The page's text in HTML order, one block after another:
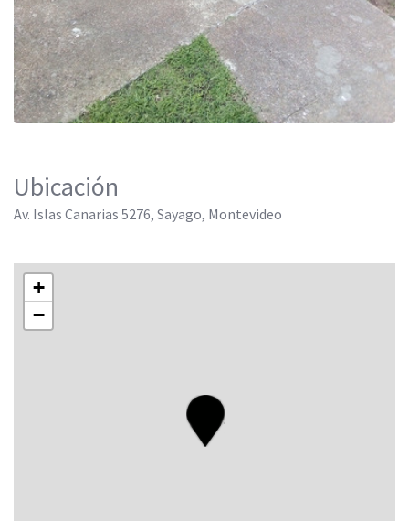
Ubicación
Av. Islas Canarias 5276, Sayago, Montevideo
+
−